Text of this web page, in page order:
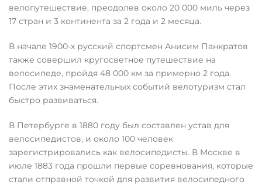
велопутешествие, преодолев около 20 000 миль через
17 стран и 3 континента за 2 года и 2 месяца.
В начале 1900-х русский спортсмен Анисим Панкратов
также совершил кругосветное путешествие на
велосипеде, пройдя 48 000 км за примерно 2 года.
После этих знаменательных событий велотуризм стал
быстро развиваться.
В Петербурге в 1880 году был составлен устав для
велосипедистов, и около 100 человек
зарегистрировались как велосипедисты. В Москве в
июле 1883 года прошли первые соревнования, которые
стали отправной точкой для развития велосипедного